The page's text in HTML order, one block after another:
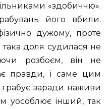
«здобиччю».
його вбили.
дужому, проте
така доля судилася не
розбоєм, він не
правди, і саме цим
грабує заради наживи
уособлює інший, так